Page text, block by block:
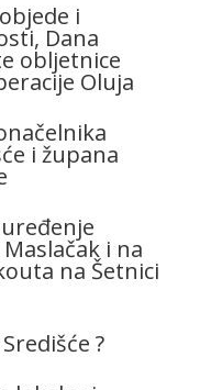
i
Dana
obljetnice
Oluja
i župana
i na
na Šetnici
?